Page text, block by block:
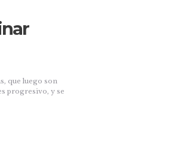
que luego son
progresivo, y se